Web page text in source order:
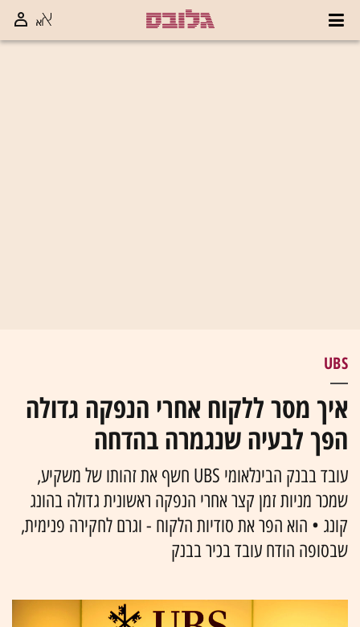
UBS
איך מסר ללקוח אחרי הנפקה גדולה
הפך לבעיה שנגמרה בהדחה
עובד בבנק הבינלאומי UBS חשף את זהותו של משקיע,
שמכר מניות זמן קצר אחרי הנפקה ראשונית גדולה בהונג
קונג • הוא הפר את סודיות הלקוח - וגרם לחקירה פנימית,
שבסופה הודח עובד בכיר בבנק